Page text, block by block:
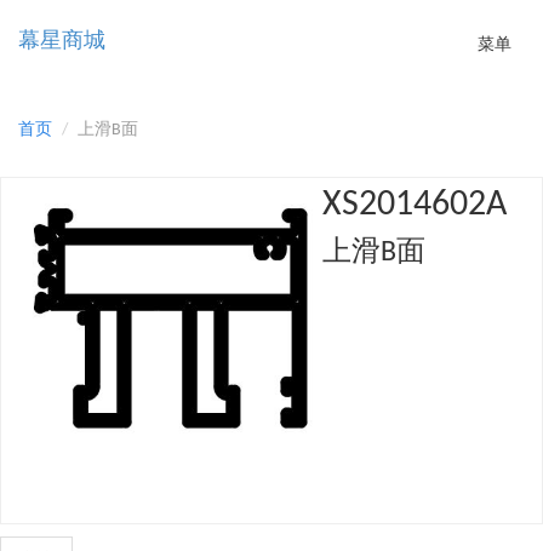
Toggle
菜单
幕星商城
首页 上滑B面
XS2014602A
上滑B面